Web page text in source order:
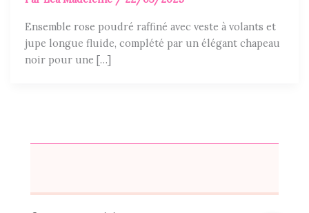
Ensemble rose poudré raffiné avec veste à volants et
jupe longue fluide, complété par un élégant chapeau
noir pour une […]